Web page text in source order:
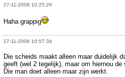
27-11-2008 10:25:26
Haha grappig
27-11-2008 10:57:34
Die scheids maakt alleen maar duidelijk
geeft (wel 2 tegelijk), maar om hiernou
Die man doet alleen maar zijn werkt.